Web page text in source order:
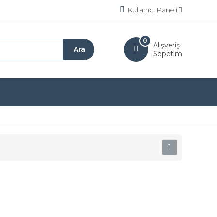
Kullanıcı Paneli
Alışveriş
Sepetim
0
1